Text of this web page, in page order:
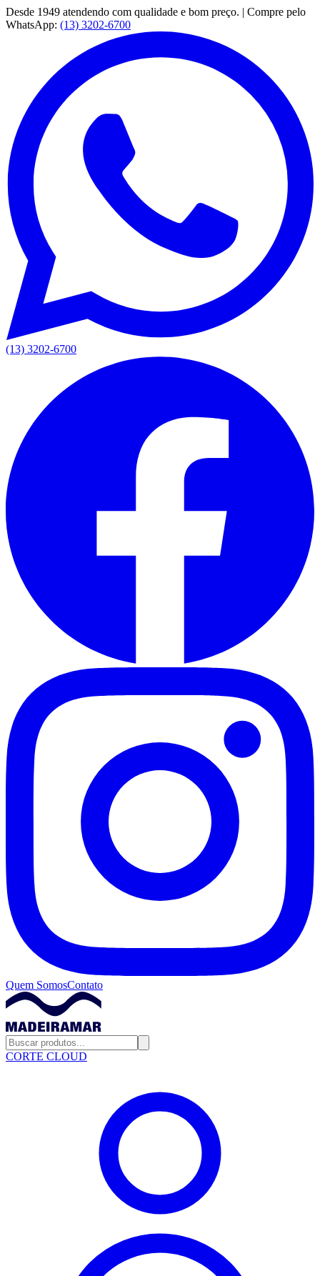
Desde 1949 atendendo com qualidade e bom preço. | Compre pelo
WhatsApp: (13) 3202-6700
(13) 3202-6700
Quem SomosContato
CORTE CLOUD